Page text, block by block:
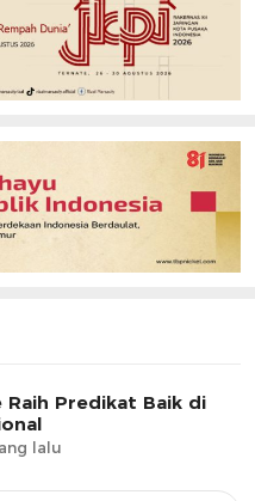
Predikat Baik di
lalu